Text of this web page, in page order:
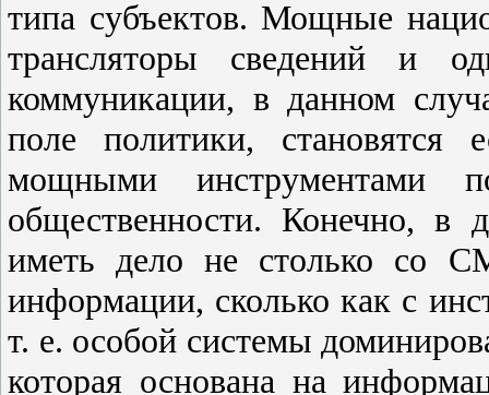
типа субъектов. Мощные
трансляторы сведений и
коммуникации, в данном
поле политики, становятся
мощными инструментами
общественности. Конечно, в
иметь дело не столько со
информации, сколько как с
т. е. особой системы
которая основана на